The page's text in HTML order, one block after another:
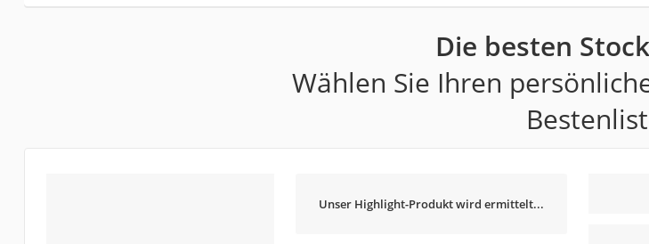
Die besten
Wählen Sie Ihren
Unser Highlight-Produkt wird ermittelt...